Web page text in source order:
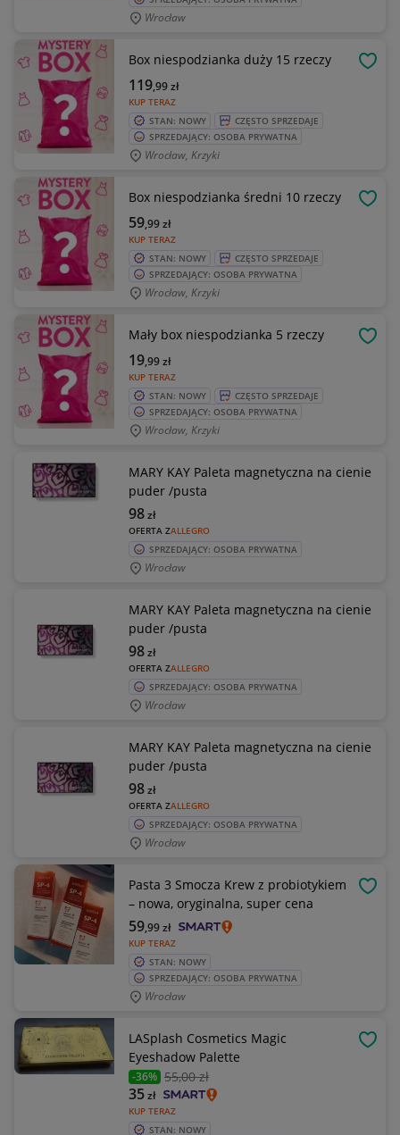
Wrocław
Box niespodzianka duży 15 rzeczy
KUP TERAZ
119,99zł
STAN: NOWY
CZĘSTO SPRZEDAJE
SPRZEDAJĄCY: OSOBA PRYWATNA
Wrocław, Krzyki
Box niespodzianka średni 10 rzeczy
KUP TERAZ
59,99zł
STAN: NOWY
CZĘSTO SPRZEDAJE
SPRZEDAJĄCY: OSOBA PRYWATNA
Wrocław, Krzyki
Mały box niespodzianka 5 rzeczy
KUP TERAZ
19,99zł
STAN: NOWY
CZĘSTO SPRZEDAJE
SPRZEDAJĄCY: OSOBA PRYWATNA
Wrocław, Krzyki
MARY KAY Paleta magnetyczna na cienie
puder /pusta
OFERTA ZALLEGRO
98zł
SPRZEDAJĄCY: OSOBA PRYWATNA
Wrocław
MARY KAY Paleta magnetyczna na cienie
puder /pusta
OFERTA ZALLEGRO
98zł
SPRZEDAJĄCY: OSOBA PRYWATNA
Wrocław
MARY KAY Paleta magnetyczna na cienie
puder /pusta
OFERTA ZALLEGRO
98zł
SPRZEDAJĄCY: OSOBA PRYWATNA
Wrocław
Pasta 3 Smocza Krew z probiotykiem
– nowa, oryginalna, super cena
KUP TERAZ
59,99zł
STAN: NOWY
SPRZEDAJĄCY: OSOBA PRYWATNA
Wrocław
LASplash Cosmetics Magic
Eyeshadow Palette
-36% 55,00 zł
KUP TERAZ
35zł
STAN: NOWY